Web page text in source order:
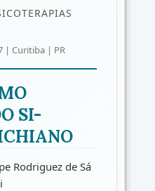
| Curitiba | PR
SI-
Rodriguez de Sá